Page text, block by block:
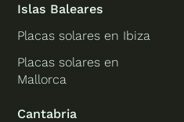
Islas Baleares
Placas solares en Ibiza
Placas solares en
Mallorca
Cantabria